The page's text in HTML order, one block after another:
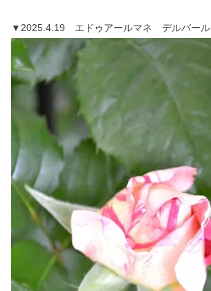
▼2025.4.19 エドゥアールマネ デルバール